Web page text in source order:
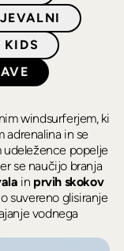
KIDS
windsurferjem, ki
adrenalina in se
udeležence popelje
se naučijo branja
in prvih skokov
suvereno glisiranje
vodnega